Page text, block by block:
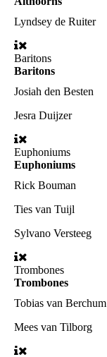
Lyndsey de Ruiter
Baritons
Baritons
Josiah den Besten
Jesra Duijzer
Euphoniums
Euphoniums
Rick Bouman
Ties van Tuijl
Sylvano Versteeg
Trombones
Trombones
Tobias van Berchum
Mees van Tilborg